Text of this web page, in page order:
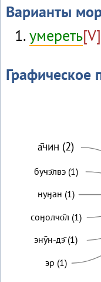
Варианты
умереть[V]
Графическое
а̄чин (2)
бучэ̄лвэ (1)
нуӈан (1)
соӈолчо̄л (1)
энӯн-дэ̄ (1)
эр (1)